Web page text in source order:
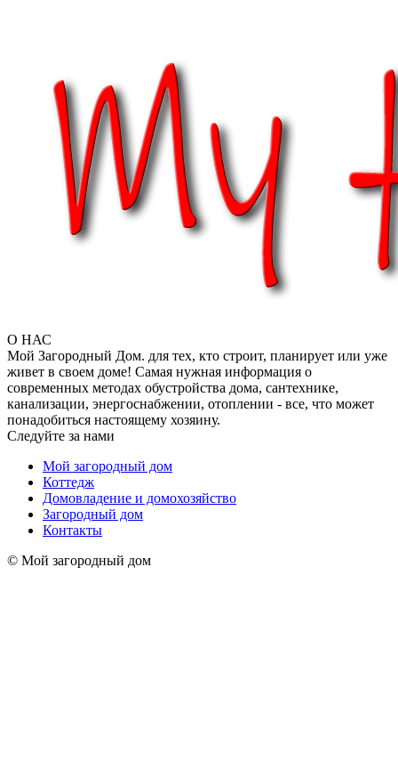
О НАС
Мой Загородный Дом. для тех, кто строит, планирует или уже
живет в своем доме! Самая нужная информация о
современных методах обустройства дома, сантехнике,
канализации, энергоснабжении, отоплении - все, что может
понадобиться настоящему хозяину.
Следуйте за нами
Мой загородный дом
Коттедж
Домовладение и домохозяйство
Загородный дом
Контакты
© Мой загородный дом